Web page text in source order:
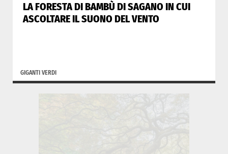
LA FORESTA DI BAMBÙ DI SAGANO IN CUI
ASCOLTARE IL SUONO DEL VENTO
GIGANTI VERDI